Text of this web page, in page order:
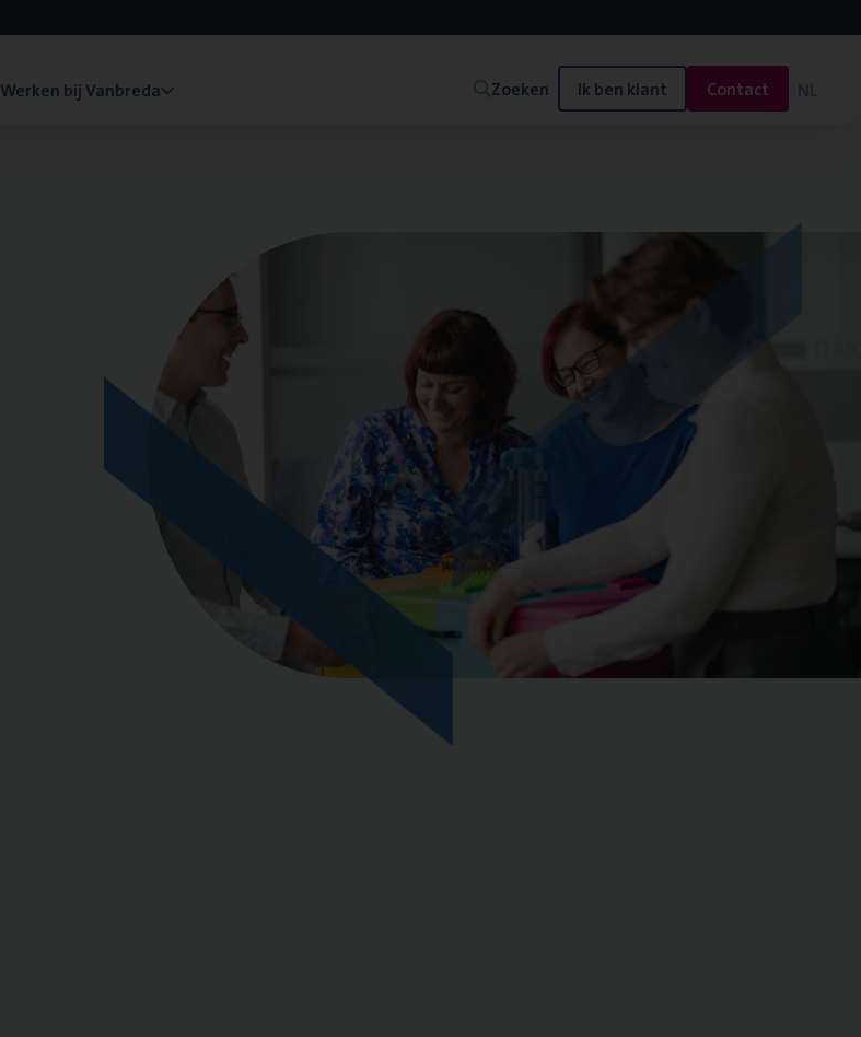
Werken bij Vanbreda Zoeken Ik ben klant Contact NL